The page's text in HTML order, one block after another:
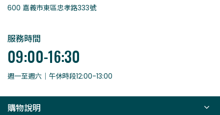
600 嘉義市東區忠孝路333號
服務時間
09:00-16:30
週一至週六｜午休時段12:00-13:00
購物說明